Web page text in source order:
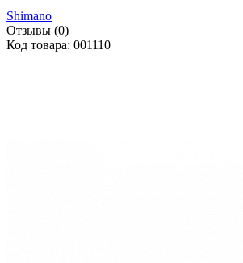
Shimano
Отзывы (0)
Код товара: 001110